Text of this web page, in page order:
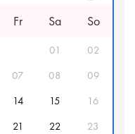
Fr Sa So
01
02
07 08
09
14 15
16
21 22
23